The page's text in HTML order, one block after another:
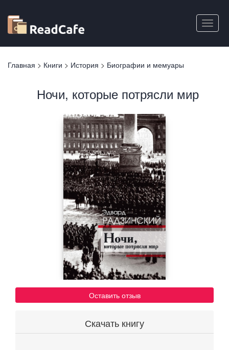
основному
содержанию
Toggle
Вы
Главная > Книги > История > Биографии и мемуары
Ночи, которые потрясли мир
Оставить отзыв
Скачать книгу